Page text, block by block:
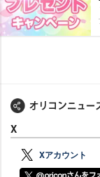
X
Xアカウント